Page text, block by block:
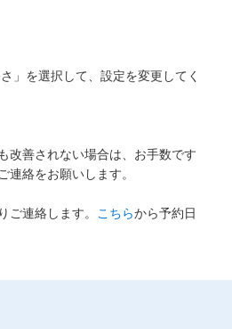
講座のご紹介はこちら
」を選択して、設定を変更してく
改善されない場合は、お手数です
連絡をお願いします。
ご連絡します。 こちらから予約日